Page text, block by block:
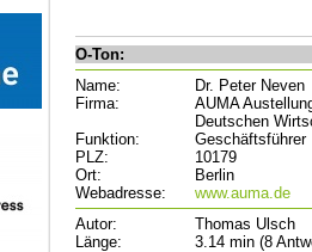
O-Ton:
Name:
Dr. Peter Neven
Firma:
AUMA
Deutschen
Funktion:
Geschäftsführer
PLZ:
10179
Ort:
Berlin
Webadresse:
www.auma.de
Autor:
Thomas Ulsch
Länge:
3.14 min (8